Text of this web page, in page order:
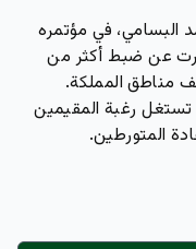
البسامي، في مؤتمره
عن ضبط أكثر من
مناطق المملكة.
رغبة المقيمين
المتورطين.